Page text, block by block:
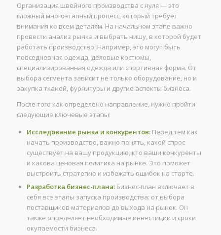
Организация швейного производства с нуля — это
сложный многоэтапный процесс, который требует
внимания ко всем деталям. На начальном этапе важно
провести анализ рынка и выбрать нишу, в которой будет
работать производство. Например, это могут быть
повседневная одежда, деловые костюмы,
специализированная одежда или спортивная форма. От
выбора сегмента зависит не только оборудование, но и
закупка тканей, фурнитуры и другие аспекты бизнеса.
После того как определено направление, нужно пройти
следующие ключевые этапы:
Исследование рынка и конкурентов:Перед тем как
начать производство, важно понять, какой спрос
существует на вашу продукцию, кто ваши конкуренты
и какова ценовая политика на рынке. Это поможет
выстроить стратегию и избежать ошибок на старте.
Разработка бизнес-плана:Бизнес-план включает в
себя все этапы запуска производства: от выбора
поставщиков материалов до выхода на рынок. Он
также определяет необходимые инвестиции и сроки
окупаемости бизнеса.